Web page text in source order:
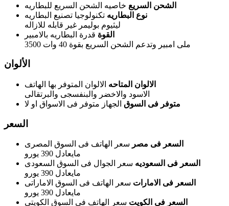
الشحن السريع خاصيه الشحن السريع للبطاريه
نوع البطاريه تكنولوجيا تصنيع البطاريه
ليثيوم بوليمر غير قابله للازاله
القوة قدرة البطاريه بالامبير
3500 ملى امبير وتدعم الشحن السريع بقوة 40 وات
الألوان
الالوان المتاحه الالوان المتوفر بها الهاتف
الاسود والاخضر والبنفسجى والبرتقالى
متوفر فى السوق الجهاز متوفر فى الاسواق او لا
السعر
السعر فى مصر سعر الهاتف فى السوق المصرى
مايعادل 390 يورو
السعر فى السعوديه سعر الجوال فى السوق السعودى
مايعادل 390 يورو
السعر فى الامارات سعر الهاتف فى السوق الاماراتى
مايعادل 390 يورو
السعر فى الكويت سعر الهاتف فى السوق الكويتى